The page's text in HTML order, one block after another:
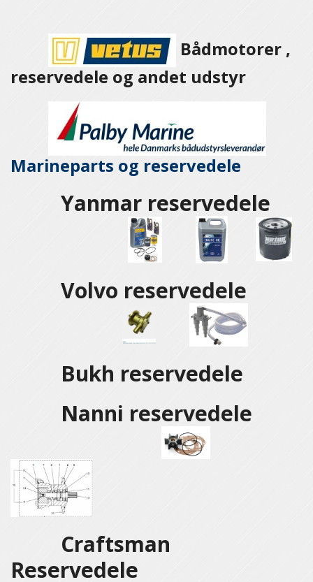
Bådmotorer ,
reservedele og andet udstyr
Marineparts og reservedele
Yanmar reservedele
Volvo reservedele
Bukh reservedele
Nanni reservedele
Craftsman
Reservedele